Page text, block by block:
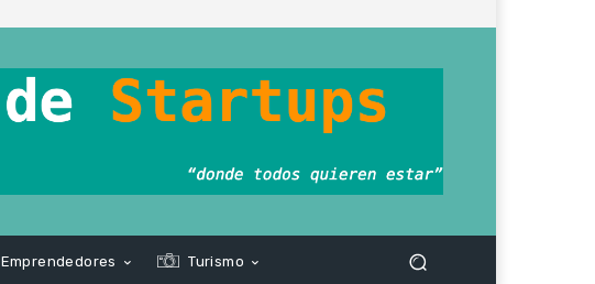
Emprendedores Turismo